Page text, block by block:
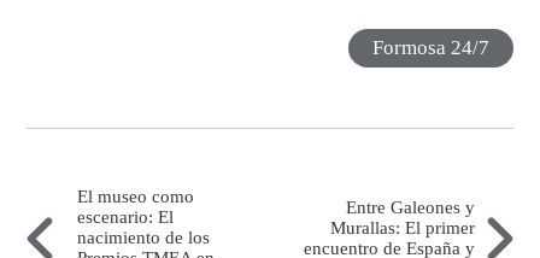
Formosa 24/7
El museo como
escenario: El
nacimiento de los
Entre Galeones y
Murallas: El primer
encuentro de España y